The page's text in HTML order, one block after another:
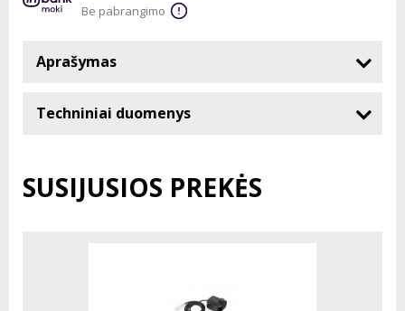
Be pabrangimo
Aprašymas
Techniniai duomenys
SUSIJUSIOS PREKĖS